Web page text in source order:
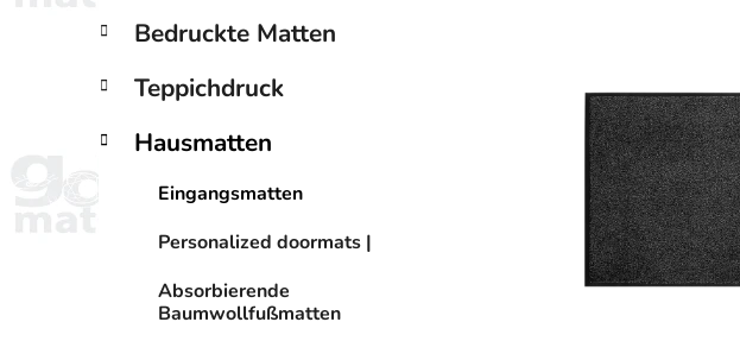
S
i
e
Kategorien
überspringen
K
a
e
o
Bedruckte Matten
Teppichdruck
Hausmatten
Eingangsmatten
Personalized doormats |
Absorbierende
Baumwollfußmatten